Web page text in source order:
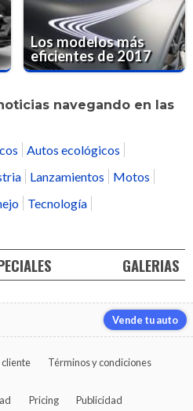
Los modelos más
eficientes de 2017
navegando en las
Autos ecológicos
Lanzamientos
Motos
Tecnología
GALERIAS
Vende tu auto
Términos y condiciones
Pricing Publicidad